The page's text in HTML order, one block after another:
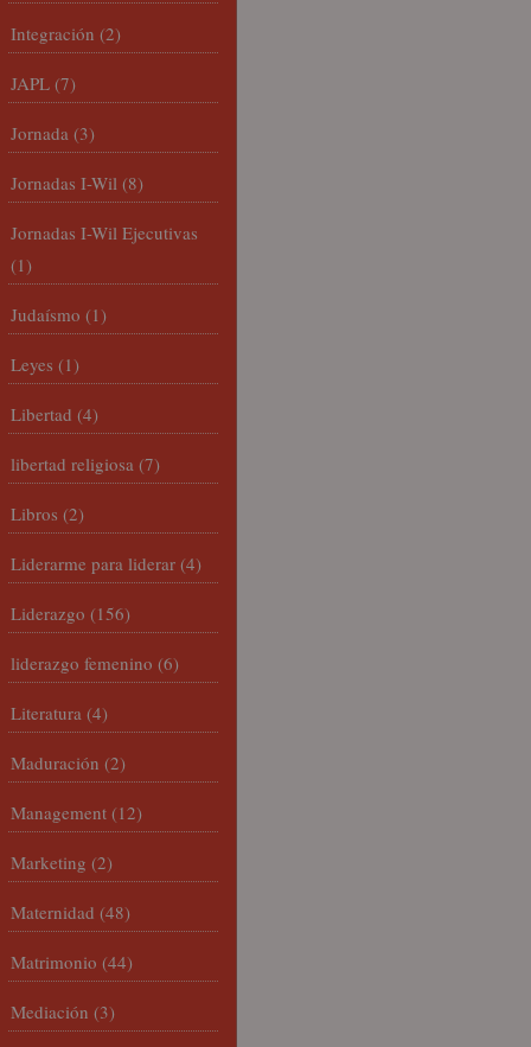
Integración (2)
JAPL (7)
Jornada (3)
Jornadas I-Wil (8)
Jornadas I-Wil Ejecutivas
(1)
Judaísmo (1)
Leyes (1)
Libertad (4)
libertad religiosa (7)
Libros (2)
Liderarme para liderar (4)
Liderazgo (156)
liderazgo femenino (6)
Literatura (4)
Maduración (2)
Management (12)
Marketing (2)
Maternidad (48)
Matrimonio (44)
Mediación (3)